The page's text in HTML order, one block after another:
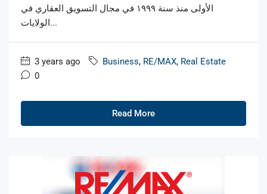
الأولى منذ سنة ١٩٩٩ في مجال التسويق العقاري في
الولايات...
3 years ago Business, RE/MAX, Real Estate
0
Read More